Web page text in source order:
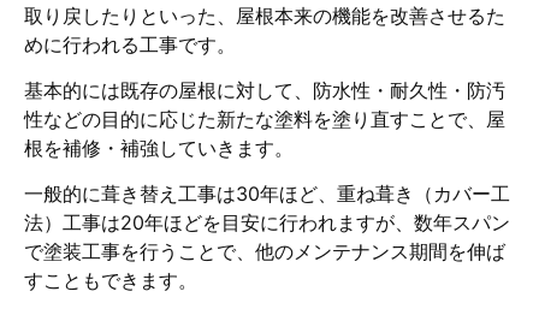
取り戻したりといった、屋根本来の機能を改善させるた
めに行われる工事です。
基本的には既存の屋根に対して、防水性・耐久性・防汚
性などの目的に応じた新たな塗料を塗り直すことで、屋
根を補修・補強していきます。
一般的に葺き替え工事は30年ほど、重ね葺き（カバー工
法）工事は20年ほどを目安に行われますが、数年スパン
で塗装工事を行うことで、他のメンテナンス期間を伸ば
すこともできます。